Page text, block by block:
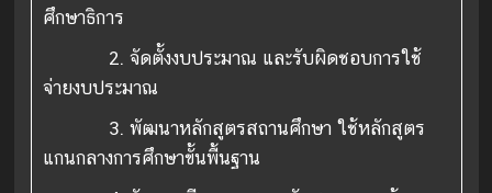
ศึกษาธิการ
2. จัดตั้งงบประมาณ และรับผิดชอบการใช้
จ่ายงบประมาณ
3. พัฒนาหลักสูตรสถานศึกษา ใช้หลักสูตร
แกนกลางการศึกษาขั้นพื้นฐาน